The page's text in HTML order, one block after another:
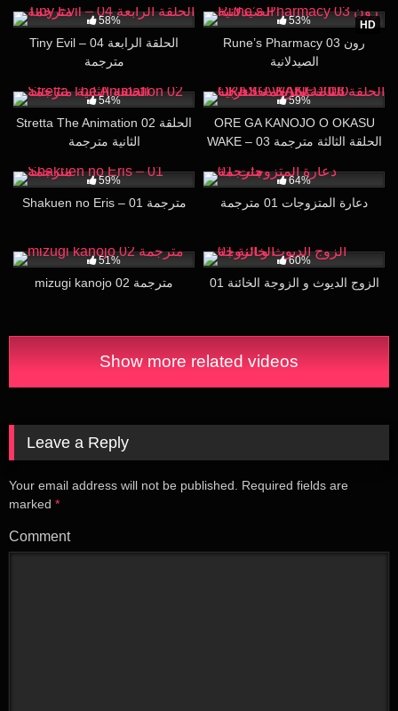
58%
Tiny Evil – 04 الحلقة الرابعة
مترجمة
HD
53%
Rune’s Pharmacy 03 رون
الصيدلانية
54%
Stretta The Animation 02 الحلقة
الثانية مترجمة
59%
ORE GA KANOJO O OKASU
WAKE – 03 الحلقة الثالثة مترجمة
59%
Shakuen no Eris – 01 مترجمة
64%
دعارة المتزوجات 01 مترجمة
51%
mizugi kanojo 02 مترجمة
60%
الزوج الديوث و الزوجة الخائنة 01
Show more related videos
Leave a Reply
Your email address will not be published.
Required fields are
marked *
Comment